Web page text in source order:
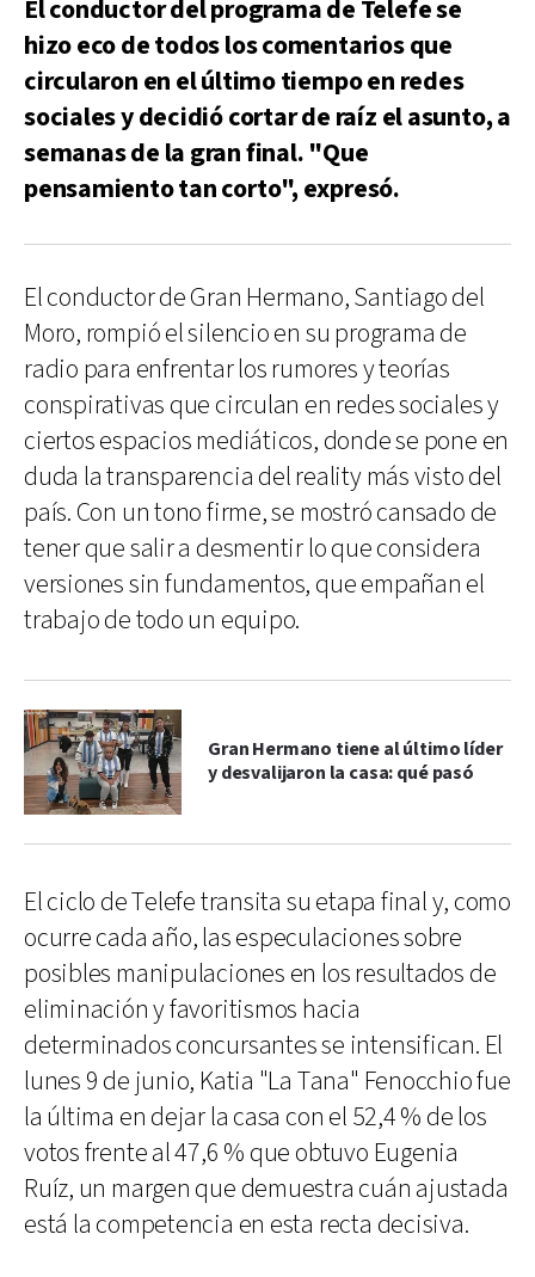
El conductor del programa de Telefe se
hizo eco de todos los comentarios que
circularon en el último tiempo en redes
sociales y decidió cortar de raíz el asunto, a
semanas de la gran final. "Que
pensamiento tan corto", expresó.
El conductor de Gran Hermano, Santiago del
Moro, rompió el silencio en su programa de
radio para enfrentar los rumores y teorías
conspirativas que circulan en redes sociales y
ciertos espacios mediáticos, donde se pone en
duda la transparencia del reality más visto del
país. Con un tono firme, se mostró cansado de
tener que salir a desmentir lo que considera
versiones sin fundamentos, que empañan el
trabajo de todo un equipo.
Gran Hermano tiene al último líder
y desvalijaron la casa: qué pasó
El ciclo de Telefe transita su etapa final y, como
ocurre cada año, las especulaciones sobre
posibles manipulaciones en los resultados de
eliminación y favoritismos hacia
determinados concursantes se intensifican. El
lunes 9 de junio, Katia "La Tana" Fenocchio fue
la última en dejar la casa con el 52,4 % de los
votos frente al 47,6 % que obtuvo Eugenia
Ruíz, un margen que demuestra cuán ajustada
está la competencia en esta recta decisiva.